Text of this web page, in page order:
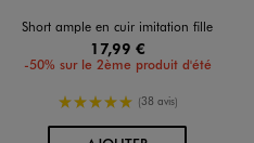
Short ample en cuir imitation fille
17,99 €
-50% sur le 2ème produit d'été
5/5 de moyenne
(38 avis)